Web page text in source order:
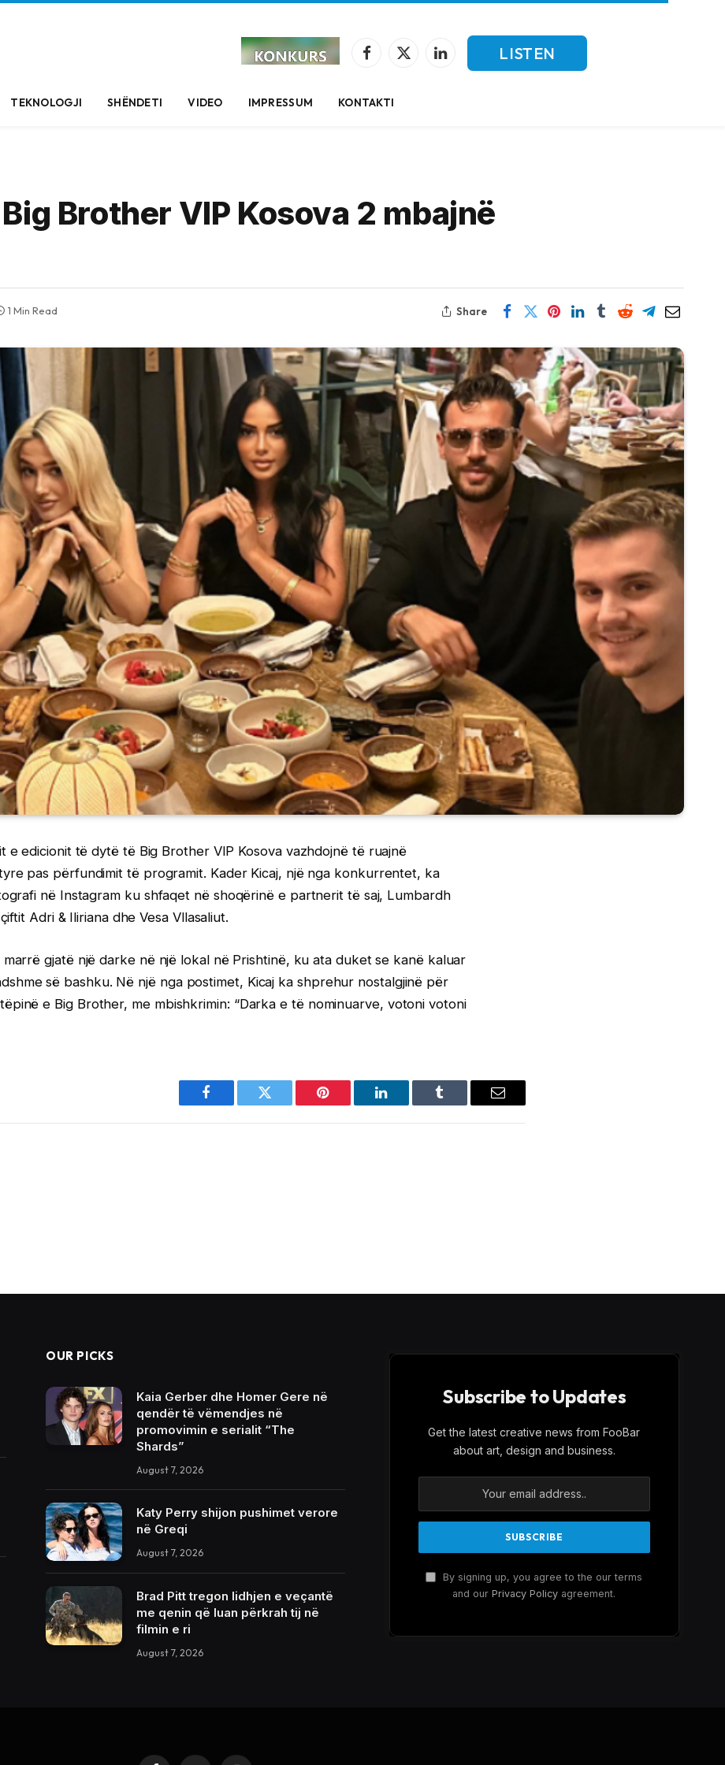
Facebook
X
LinkedIn
LISTEN
TEKNOLOGJI SHËNDETI VIDEO IMPRESSUM KONTAKTI
Brother VIP Kosova 2 mbajnë
1 Min Read Share
e edicionit të dytë të Big Brother VIP Kosova vazhdojnë të ruajnë
pas përfundimit të programit. Kader Kicaj, një nga konkurrentet, ka
në Instagram ku shfaqet në shoqërinë e partnerit të saj, Lumbardh
Adri & Iliriana dhe Vesa Vllasaliut.
marrë gjatë një darke në një lokal në Prishtinë, ku ata duket se kanë kaluar
së bashku. Në një nga postimet, Kicaj ka shprehur nostalgjinë për
e Big Brother, me mbishkrimin: “Darka e të nominuarve, votoni votoni
Facebook Twitter Pinterest LinkedIn Tumblr Email
OUR PICKS
Kaia Gerber dhe Homer Gere në
qendër të vëmendjes në
promovimin e serialit “The
Shards”
August 7, 2026
Katy Perry shijon pushimet verore
në Greqi
August 7, 2026
Brad Pitt tregon lidhjen e veçantë
me qenin që luan përkrah tij në
filmin e ri
August 7, 2026
Subscribe to Updates
Get the latest creative news from FooBar
about art, design and business.
By signing up, you agree to the our terms
and ourPrivacy Policy agreement.